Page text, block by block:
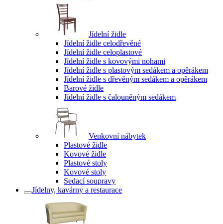
Jídelní židle
Jídelní židle celodřevěné
Jídelní židle celoplastové
Jídelní židle s kovovými nohami
Jídelní židle s plastovým sedákem a opěrákem
Jídelní židle s dřevěným sedákem a opěrákem
Barové židle
Jídelní židle s čalouněným sedákem
Venkovní nábytek
Plastové židle
Kovové židle
Plastové stoly
Kovové stoly
Sedací soupravy
Jídelny, kavárny a restaurace